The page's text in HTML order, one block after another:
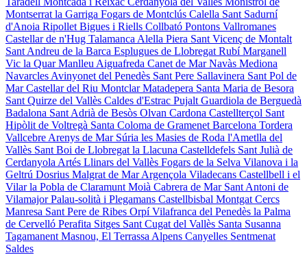
Montserrat la Garriga Fogars de Montclús Calella Sant Sadurní
d'Anoia Ripollet Bigues i Riells Collbató Pontons Vallromanes
Castellar de n'Hug Talamanca Alella Piera Sant Vicenç de Montalt
Sant Andreu de la Barca Esplugues de Llobregat RubíMarganell
Vic la QuarManlleu Aiguafreda Canet de MarNavàs Mediona
Navarcles Avinyonet del Penedès Sant Pere Sallavinera Sant Pol de
MarCastellar del Riu MontclarMatadepera Santa Maria de Besora
Sant Quirze del Vallès Caldes d'Estrac Pujalt Guardiola de Berguedà
Badalona Sant Adrià de Besòs Olvan Cardona Castellterçol Sant
Hipòlit de Voltregà Santa Coloma de Gramenet Barcelona Tordera
Vallcebre Arenys de Mar Súria les Masies de Roda l'Ametlla del
Vallès Sant Boi de Llobregat la Llacuna Castelldefels Sant Julià de
Cerdanyola Artés Llinars del Vallès Fogars de la Selva Vilanova i la
Geltrú Dosrius Malgrat de MarArgençola Viladecans Castellbell i el
Vilarla Pobla de Claramunt Moià Cabrera de Mar Sant Antoni de
VilamajorPalau-solità i Plegamans Castellbisbal Montgat Cercs
Manresa Sant Pere de Ribes OrpíVilafranca del Penedès la Palma
de Cervelló Perafita Sitges Sant Cugat del Vallès Santa Susanna
Tagamanent Masnou, El Terrassa Alpens Canyelles Sentmenat
Saldes